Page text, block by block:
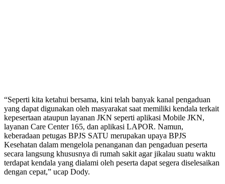
“Seperti kita ketahui bersama, kini telah banyak kanal pengaduan
yang dapat digunakan oleh masyarakat saat memiliki kendala terkait
kepesertaan ataupun layanan JKN seperti aplikasi Mobile JKN,
layanan Care Center 165, dan aplikasi LAPOR. Namun,
keberadaan petugas BPJS SATU merupakan upaya BPJS
Kesehatan dalam mengelola penanganan dan pengaduan peserta
secara langsung khususnya di rumah sakit agar jikalau suatu waktu
terdapat kendala yang dialami oleh peserta dapat segera diselesaikan
dengan cepat,” ucap Dody.